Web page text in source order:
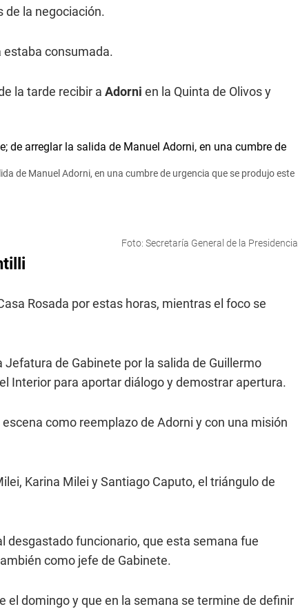
de la negociación.
estaba consumada.
la tarde recibir a Adorni en la Quinta de Olivos y
de Manuel Adorni, en una cumbre de urgencia que se produjo este
Foto: Secretaría General de la Presidencia
Rosada por estas horas, mientras el foco se
de Gabinete por la salida de Guillermo
Interior para aportar diálogo y demostrar apertura.
como reemplazo de Adorni y con una misión
Karina Milei y Santiago Caputo, el triángulo de
desgastado funcionario, que esta semana fue
como jefe de Gabinete.
el domingo y que en la semana se termine de definir